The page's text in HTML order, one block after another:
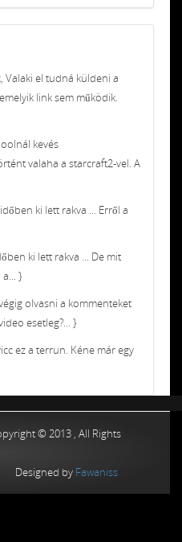
Valaki el tudná küldeni a
link sem működik.
kevés
valaha a starcraft2-vel. A
ki lett rakva ... Erről a
ki lett rakva ... De mit
}
olvasni a kommenteket
esetleg?... }
ez a terrun. Kéne már egy
© 2013 , All Rights
Designed by Fawaniss